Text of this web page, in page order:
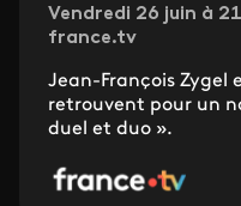
Vendredi 26 juin à
france.tv
Jean-François Zygel
retrouvent pour un
duel et duo ».